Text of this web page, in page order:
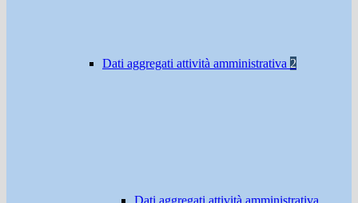
Dati aggregati attività amministrativa 2
Dati aggregati attività amministrativa